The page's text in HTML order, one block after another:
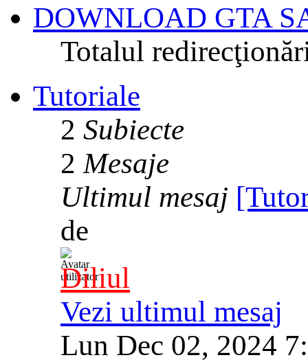
DOWNLOAD GTA
Totalul
Tutoriale
2 Subiecte
2 Mesaje
Ultimul mesaj
de
Diliul
Vezi ultimul mesaj
Lun Dec 02, 2024